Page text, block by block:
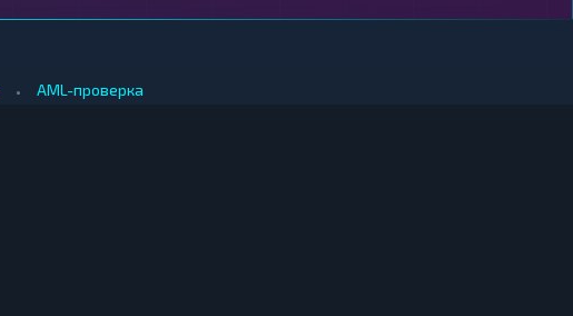
• AML-проверка